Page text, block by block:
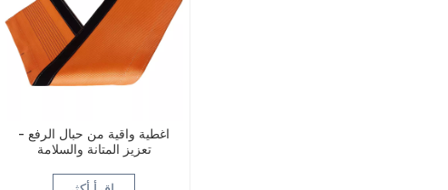
أغطية واقية من حبال الرفع -
تعزيز المتانة والسلامة